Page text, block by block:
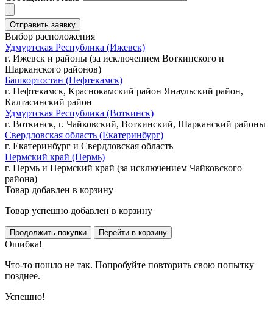
Выбор расположения
Удмуртская Республика (Ижевск)
г. Ижевск и районы (за исключением Воткинского и
Шарканского районов)
Башкортостан (Нефтекамск)
г. Нефтекамск, Краснокамский район Янаульский район,
Калтасинский район
Удмуртская Республика (Воткинск)
г. Воткинск, г. Чайковский, Воткинский, Шарканский районы
Свердловская область (Екатеринбург)
г. Екатеринбург и Свердловская область
Пермский край (Пермь)
г. Пермь и Пермский край (за исключением Чайковского
района)
Товар добавлен в корзину
Товар успешно добавлен в корзину
Ошибка!
Что-то пошло не так. Попробуйте повторить свою попытку
позднее.
Успешно!